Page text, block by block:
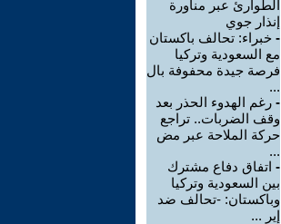
الطوارئ عبر مناورة
إنذار جوي
- خبراء: تحالف باكستان
مع السعودية وتركيا
فرصة جيدة محفوفة بال
...
- رغم الهدوء الحذر بعد
وقف الضربات.. تراجع
حركة الملاحة عبر مض
...
- اتفاق دفاع مشترك
بين السعودية وتركيا
وباكستان: -تحالف ضد
إير ...